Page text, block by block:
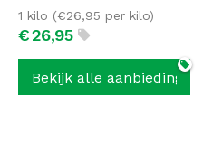
€26,95
1 kilo (€26,95 per kilo)
Bekijk alle aanbiedingen